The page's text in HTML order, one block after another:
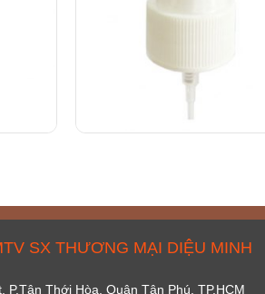
SX THƯƠNG MẠI DIỆU MINH
P.Tân Thới Hòa, Quận Tân Phú, TP.HCM